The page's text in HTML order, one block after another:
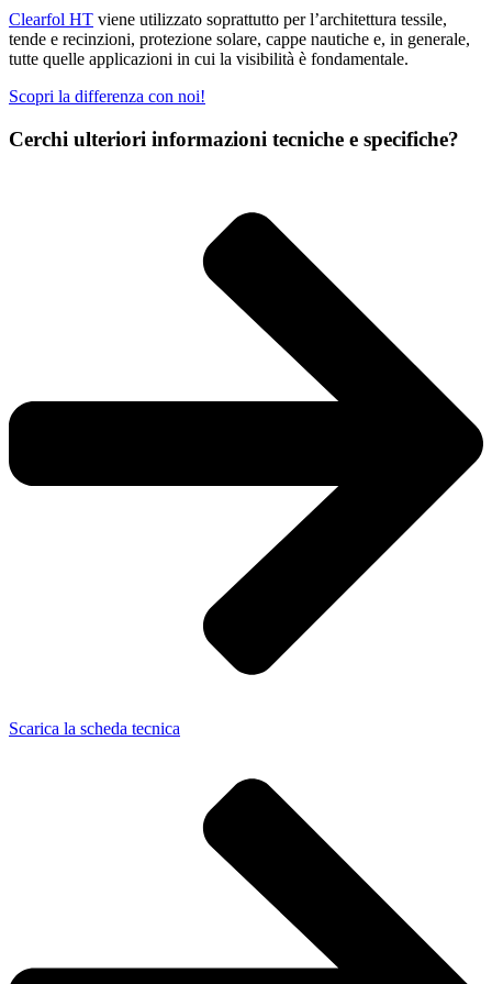
Clearfol HT viene utilizzato soprattutto per l’architettura tessile,
tende e recinzioni, protezione solare, cappe nautiche e, in generale,
tutte quelle applicazioni in cui la visibilità è fondamentale.
Scopri la differenza con noi!
Cerchi ulteriori informazioni tecniche e specifiche?
Scarica la scheda tecnica